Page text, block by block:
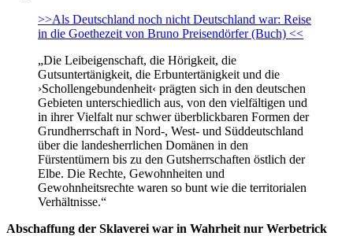
>>Als Deutschland noch nicht Deutschland war: Reise
in die Goethezeit von Bruno Preisendörfer (Buch) <<
„Die Leibeigenschaft, die Hörigkeit, die
Gutsuntertänigkeit, die Erbuntertänigkeit und die
›Schollengebundenheit‹ prägten sich in den deutschen
Gebieten unterschiedlich aus, von den vielfältigen und
in ihrer Vielfalt nur schwer überblickbaren Formen der
Grundherrschaft in Nord-, West- und Süddeutschland
über die landesherrlichen Domänen in den
Fürstentümern bis zu den Gutsherrschaften östlich der
Elbe. Die Rechte, Gewohnheiten und
Gewohnheitsrechte waren so bunt wie die territorialen
Verhältnisse.“
Abschaffung der Sklaverei war in Wahrheit nur Werbetrick